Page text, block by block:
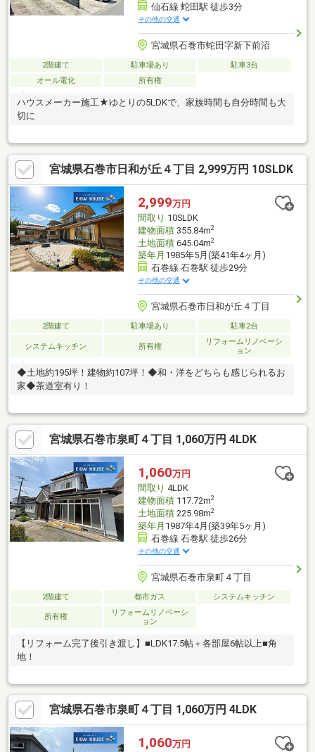
仙石線 蛇田駅 徒歩3分
その他の交通
宮城県石巻市蛇田字新下前沼
2階建て 駐車場あり
駐車3台
オール電化
所有権
ハウスメーカー施工★ゆとりの5LDKで、家族時間も自分時間も大
切に
宮城県石巻市日和が丘４丁目 2,999万円 10SLDK
2,999万円
間取り 10SLDK
建物面積355.84m2
土地面積645.04m2
築年月 1985年5月(築41年4ヶ月)
石巻線 石巻駅 徒歩29分
その他の交通
宮城県石巻市日和が丘４丁目
2階建て 駐車場あり 駐車2台
システムキッチン 所有権
リフォームリノベーシ
ョン
◆土地約195坪！建物約107坪！◆和・洋をどちらも感じられるお
家◆茶道室有り！
宮城県石巻市泉町４丁目 1,060万円 4LDK
1,060万円
間取り 4LDK
建物面積117.72m2
土地面積225.98m2
築年月 1987年4月(築39年5ヶ月)
石巻線 石巻駅 徒歩26分
その他の交通
宮城県石巻市泉町４丁目
2階建て 都市ガス システムキッチン
所有権
リフォームリノベーシ
ョン
【リフォーム完了後引き渡し】■LDK17.5帖＋各部屋6帖以上■角
地！
宮城県石巻市泉町４丁目 1,060万円 4LDK
1,060万円